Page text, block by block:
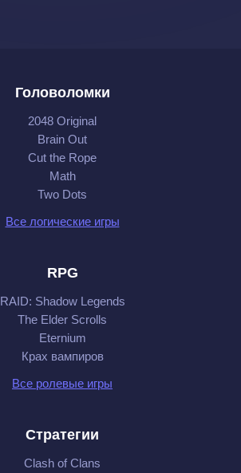
Головоломки
2048 Original
Brain Out
Cut the Rope
Math
Two Dots
Все логические игры
RPG
RAID: Shadow Legends
The Elder Scrolls
Eternium
Крах вампиров
Все ролевые игры
Стратегии
Clash of Clans